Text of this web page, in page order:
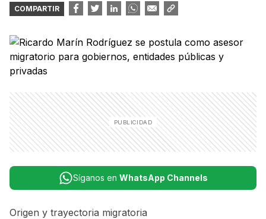
COMPARTIR
Síganos en WhatsApp Channels
Origen y trayectoria migratoria